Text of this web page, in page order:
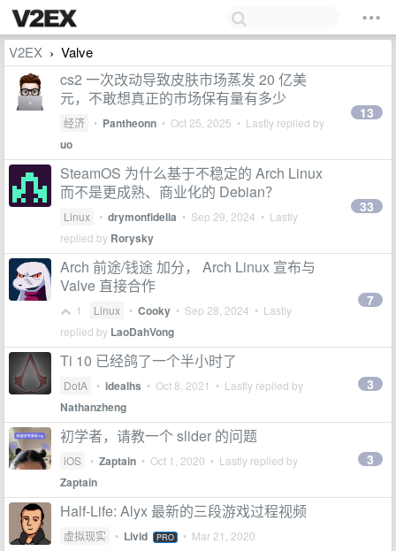
V2EX › Valve
cs2 一次改动导致皮肤市场蒸发 20 亿美
元，不敢想真正的市场保有量有多少
经济 • Pantheonn • Oct 25, 2025 • Lastly replied by
uo
13
SteamOS 为什么基于不稳定的 Arch Linux
而不是更成熟、商业化的 Debian？
Linux • drymonfidelia • Sep 29, 2024 • Lastly
replied by Rorysky
33
Arch 前途/钱途 加分， Arch Linux 宣布与
Valve 直接合作
1 Linux • Cooky • Sep 28, 2024 • Lastly
replied by LaoDahVong
7
Ti 10 已经鸽了一个半小时了
DotA • idealhs • Oct 8, 2021 • Lastly replied by
Nathanzheng
3
初学者，请教一个 slider 的问题
iOS • Zaptain • Oct 1, 2020 • Lastly replied by
Zaptain
3
Half-Life: Alyx 最新的三段游戏过程视频
虚拟现实 • Livid PRO • Mar 21, 2020